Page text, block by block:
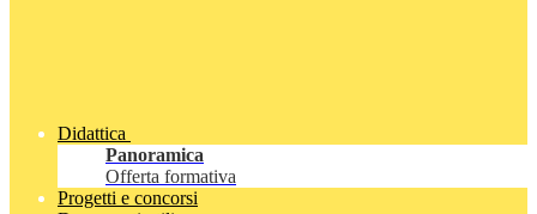
Didattica
Panoramica
Offerta formativa
Progetti e concorsi